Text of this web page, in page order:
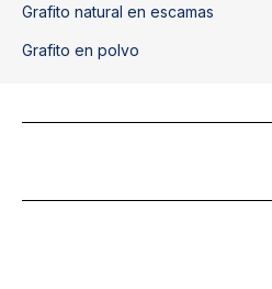
Grafito natural en escamas
Grafito en polvo